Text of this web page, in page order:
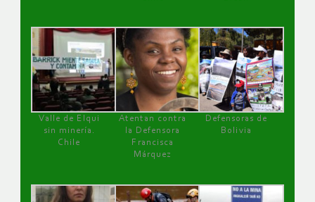
Valle de Elqui
sin minería.
Chile
Atentan contra
la Defensora
Francisca
Márquez
Defensoras de
Bolivia